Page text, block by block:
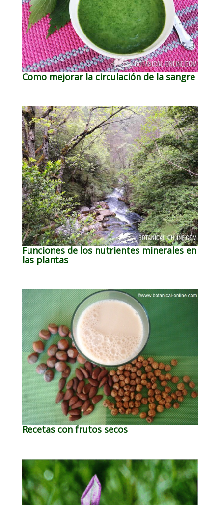
Como mejorar la circulación de la sangre
Funciones de los nutrientes minerales en
las plantas
Recetas con frutos secos